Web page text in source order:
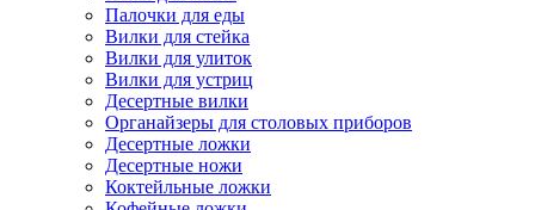
Палочки для еды
Вилки для стейка
Вилки для улиток
Вилки для устриц
Десертные вилки
Органайзеры для столовых приборов
Десертные ложки
Десертные ножи
Коктейльные ложки